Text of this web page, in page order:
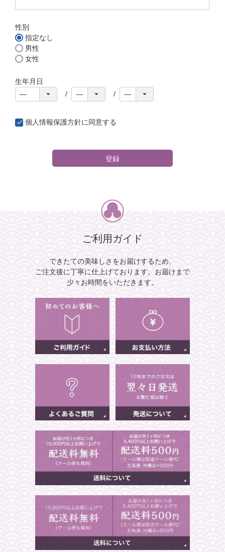
性別
指定なし
男性
女性
生年月日
個人情報保護方針に同意する
登録
ご利用ガイド
できたての美味しさをお届けするため、
ご注文後に丁寧に仕上げております。 お届けまで
少々お時間をいただきます。